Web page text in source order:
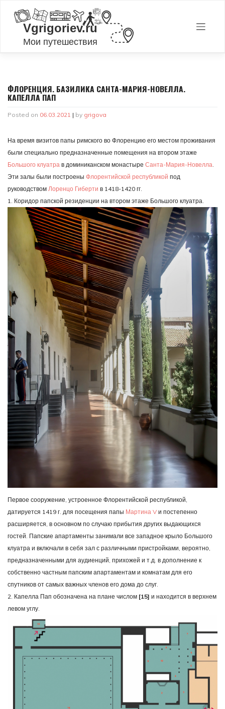
content
ФЛОРЕНЦИЯ. БАЗИЛИКА САНТА-МАРИЯ-НОВЕЛЛА.
КАПЕЛЛА ПАП
Posted on 06.03.2021 | by grigova
На время визитов папы римского во Флоренцию его местом проживания
были специально предназначенные помещения на втором этаже
Большого клуатра в доминиканском монастыре Санта-Мария-Новелла
Эти залы были построены Флорентийской республикой под
руководством Лоренцо Гиберти в 1418-1420 гг.
1. Коридор папской резиденции на втором этаже Большого клуатра.
Первое сооружение, устроенное Флорентийской республикой,
датируется 1419 г. для посещения папы Мартина V и постепенно
расширяется, в основном по случаю прибытия других выдающихся
гостей. Папские апартаменты занимали все западное крыло Большого
клуатра и включали в себя зал с различными пристройками, вероятно,
предназначенными для аудиенций, прихожей и т.д. в дополнение к
собственно частным папским апартаментам и комнатам для его
спутников от самых важных членов его дома до слуг.
2. Капелла Пап обозначена на плане числом [15] и находится в верхнем
левом углу.